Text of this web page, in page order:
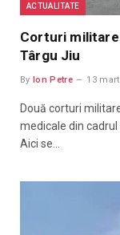
ACTUALITATE
Corturi
Târgu Jiu
By Ion Petre 13
Două corturi
medicale din
Aici se…